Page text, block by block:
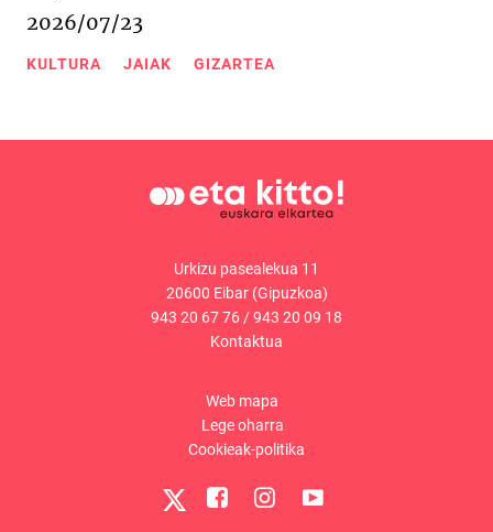
2026/07/23
KULTURA JAIAK GIZARTEA
Urkizu pasealekua 11
20600 Eibar (Gipuzkoa)
943 20 67 76/943 20 09 18
Kontaktua
Web mapa
Lege oharra
Cookieak-politika